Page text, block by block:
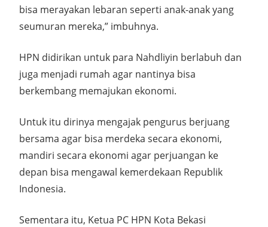
bisa merayakan lebaran seperti anak-anak yang
seumuran mereka,” imbuhnya.
HPN didirikan untuk para Nahdliyin berlabuh dan
juga menjadi rumah agar nantinya bisa
berkembang memajukan ekonomi.
Untuk itu dirinya mengajak pengurus berjuang
bersama agar bisa merdeka secara ekonomi,
mandiri secara ekonomi agar perjuangan ke
depan bisa mengawal kemerdekaan Republik
Indonesia.
Sementara itu, Ketua PC HPN Kota Bekasi